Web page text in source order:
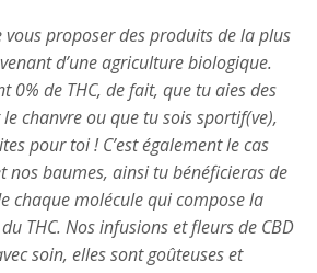
proposer des produits de la plus
d’une agriculture biologique.
0% de THC, de fait, que tu aies des
chanvre ou que tu sois sportif(ve),
pour toi ! C’est également le cas
nos baumes, ainsi tu bénéficieras de
chaque molécule qui compose la
THC. Nos infusions et fleurs de CBD
soin, elles sont goûteuses et